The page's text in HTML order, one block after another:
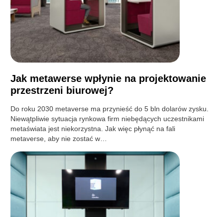
Jak metawerse wpłynie na projektowanie
przestrzeni biurowej?
Do roku 2030 metaverse ma przynieść do 5 bln dolarów zysku.
Niewątpliwie sytuacja rynkowa firm niebędących uczestnikami
metaświata jest niekorzystna. Jak więc płynąć na fali
metaverse, aby nie zostać w…